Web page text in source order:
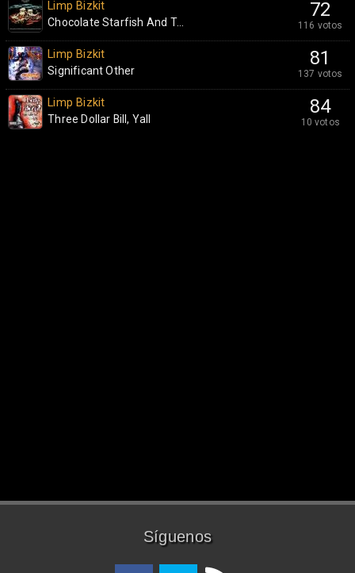
72
116 votos
Limp Bizkit
Chocolate Starfish And T...
81
137 votos
Limp Bizkit
Significant Other
84
10 votos
Limp Bizkit
Three Dollar Bill, Yall
Síguenos